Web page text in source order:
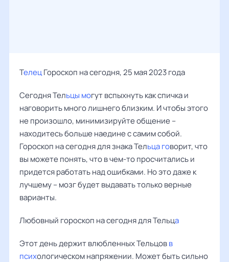
ТелецГороскоп на сегодня, 25 мая 2023 года
Сегодня Тельцы могут вспыхнуть как спичка и
наговорить много лишнего близким. И чтобы этого
не произошло, минимизируйте общение –
находитесь больше наедине с самим собой.
Гороскоп на сегодня для знака Тельца говорит, что
вы можете понять, что в чем-то просчитались и
придется работать над ошибками. Но это даже к
лучшему – мозг будет выдавать только верные
варианты.
Любовный гороскоп на сегодня для Тельца
Этот день держит влюбленных Тельцовв
психологическом напряжении. Может быть сильно